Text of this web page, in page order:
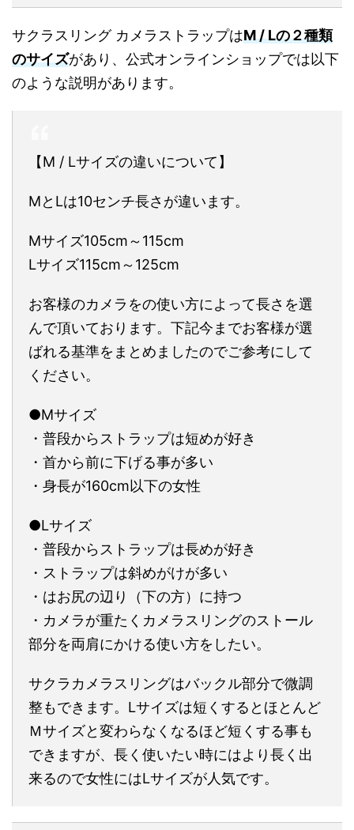
サクラスリング カメラストラップはM / Lの２種類
のサイズがあり、公式オンラインショップでは以下
のような説明があります。
【M / Lサイズの違いについて】
MとLは10センチ長さが違います。
Mサイズ105cm～115cm
Lサイズ115cm～125cm
お客様のカメラをの使い方によって長さを選
んで頂いております。下記今までお客様が選
ばれる基準をまとめましたのでご参考にして
ください。
●Mサイズ
・普段からストラップは短めが好き
・首から前に下げる事が多い
・身長が160cm以下の女性
●Lサイズ
・普段からストラップは長めが好き
・ストラップは斜めがけが多い
・はお尻の辺り（下の方）に持つ
・カメラが重たくカメラスリングのストール
部分を両肩にかける使い方をしたい。
サクラカメラスリングはバックル部分で微調
整もできます。Lサイズは短くするとほとんど
Ｍサイズと変わらなくなるほど短くする事も
できますが、長く使いたい時にはより長く出
来るので女性にはLサイズが人気です。